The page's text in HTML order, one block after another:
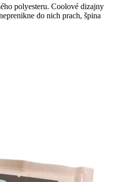
polyesteru. Coolové dizajny
do nich prach, špina